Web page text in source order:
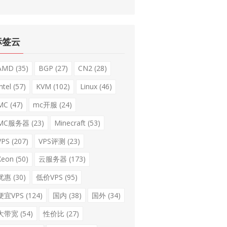
签云
(35) BGP (27) CN2 (28)
(57) KVM (102) Linux (46)
(47) mc开服 (24)
服务器 (23) Minecraft (53)
(207) VPS评测 (23)
(50) 云服务器 (173)
惠 (30) 低价VPS (95)
宜VPS (124) 国内 (38) 国外 (34)
带宽 (54) 性价比 (27)